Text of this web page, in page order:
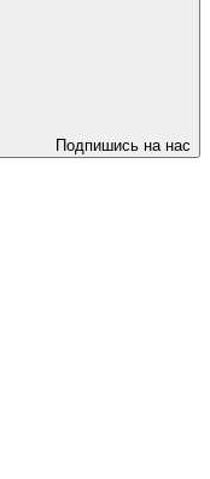
Подпишись на нас